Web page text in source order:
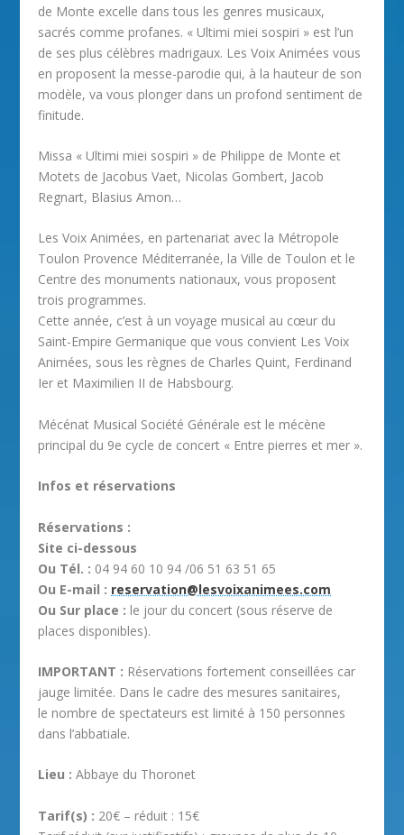
de Monte excelle dans tous les genres musicaux,
sacrés comme profanes. « Ultimi miei sospiri » est l’un
de ses plus célèbres madrigaux. Les Voix Animées vous
en proposent la messe-parodie qui, à la hauteur de son
modèle, va vous plonger dans un profond sentiment de
finitude.
Missa « Ultimi miei sospiri » de Philippe de Monte et
Motets de Jacobus Vaet, Nicolas Gombert, Jacob
Regnart, Blasius Amon…
Les Voix Animées, en partenariat avec la Métropole
Toulon Provence Méditerranée, la Ville de Toulon et le
Centre des monuments nationaux, vous proposent
trois programmes.
Cette année, c’est à un voyage musical au cœur du
Saint-Empire Germanique que vous convient Les Voix
Animées, sous les règnes de Charles Quint, Ferdinand
Ier et Maximilien II de Habsbourg.
Mécénat Musical Société Générale est le mécène
principal du 9e cycle de concert « Entre pierres et mer ».
Infos et réservations
Réservations :
Site ci-dessous
Ou Tél. : 04 94 60 10 94 /06 51 63 51 65
Ou E-mail : reservation@lesvoixanimees.com
Ou Sur place : le jour du concert (sous réserve de
places disponibles).
IMPORTANT : Réservations fortement conseillées car
jauge limitée. Dans le cadre des mesures sanitaires,
le nombre de spectateurs est limité à 150 personnes
dans l’abbatiale.
Lieu : Abbaye du Thoronet
Tarif(s) : 20€ – réduit : 15€